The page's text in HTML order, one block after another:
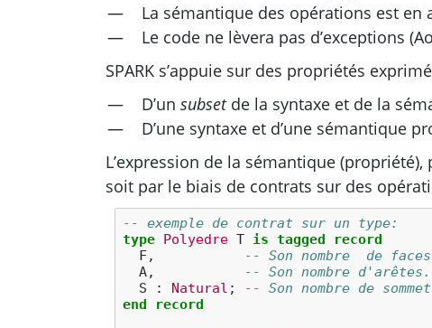
La sémantique des opérations est
Le code ne lèvera pas d’exceptions
SPARK s’appuie sur des propriétés
D’un subsetde la syntaxe et de la
D’une syntaxe et d’une sémantique
L’expression de la sémantique
soit par le biais de contrats sur des
-- exemple de contrat sur un type:
type Polyedre T is tagged
record
F,
-- Son nombre  de
A,
-- Son nombre d'arêtes.
S
: Natural ;
-- Son nombre de
end record